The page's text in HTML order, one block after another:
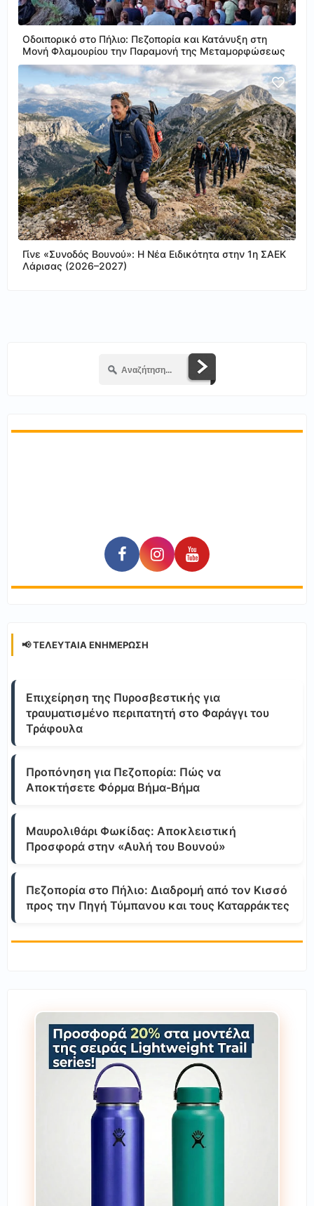
Οδοιπορικό στο Πήλιο: Πεζοπορία και Κατάνυξη στη
Μονή Φλαμουρίου την Παραμονή της Μεταμορφώσεως
Γίνε «Συνοδός Βουνού»: Η Νέα Ειδικότητα στην 1η ΣΑΕΚ
Λάρισας (2026–2027)
📢 ΤΕΛΕΥΤΑΊΑ ΕΝΗΜΈΡΩΣΗ
Επιχείρηση της Πυροσβεστικής για
τραυματισμένο περιπατητή στο Φαράγγι του
Τράφουλα
Προπόνηση για Πεζοπορία: Πώς να
Αποκτήσετε Φόρμα Βήμα-Βήμα
Μαυρολιθάρι Φωκίδας: Αποκλειστική
Προσφορά στην «Αυλή του Βουνού»
Πεζοπορία στο Πήλιο: Διαδρομή από τον Κισσό
προς την Πηγή Τύμπανου και τους Καταρράκτες